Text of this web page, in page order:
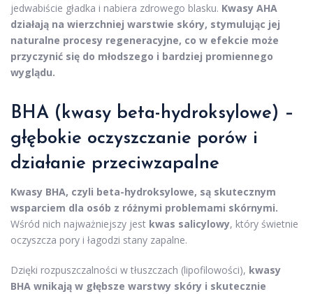
jedwabiście gładka i nabiera zdrowego blasku. Kwasy AHA
działają na wierzchniej warstwie skóry, stymulując jej
naturalne procesy regeneracyjne, co w efekcie może
przyczynić się do młodszego i bardziej promiennego
wyglądu.
BHA (kwasy beta-hydroksylowe) –
głębokie oczyszczanie porów i
działanie przeciwzapalne
Kwasy BHA, czyli beta-hydroksylowe, są skutecznym
wsparciem dla osób z różnymi problemami skórnymi.
Wśród nich najważniejszy jest kwas salicylowy, który świetnie
oczyszcza pory i łagodzi stany zapalne.
Dzięki rozpuszczalności w tłuszczach (lipofilowości), kwasy
BHA wnikają w głębsze warstwy skóry i skutecznie